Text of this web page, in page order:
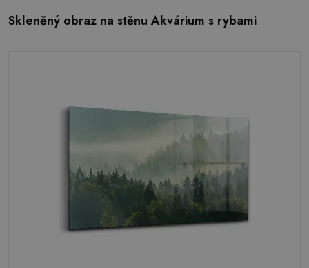
Skleněný obraz na stěnu Akvárium s rybami